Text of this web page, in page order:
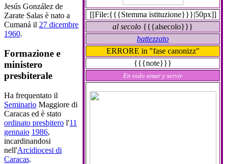
[[File:{{{Stemma istituzione}}}|50px]]
al secolo {{{alsecolo}}}
battezzato
ERRORE in "fase canonizz"
{{{note}}}
En todo amar y servir
Jesús González de
Zarate Salas è nato a
Cumaná il 27 dicembre
1960.
Formazione e
ministero
presbiterale
Ha frequentato il
Seminario Maggiore di
Caracas ed è stato
ordinato presbitero l'11
gennaio 1986,
incardinandosi
nell'Arcidiocesi di
Caracas.